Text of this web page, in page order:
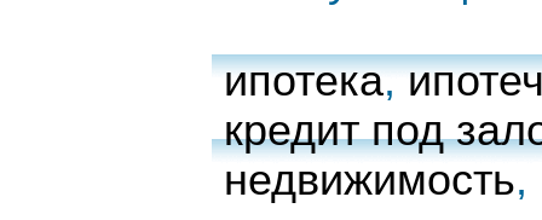
ипотека,
кредит под
недвижимость,